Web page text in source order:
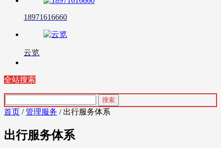
18971616660
云览
全站搜索
首页 /管理服务 / 出行服务体系
出行服务体系